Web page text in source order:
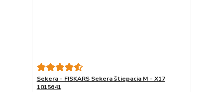
Sekera - FISKARS Sekera štiepacia M - X17
1015641